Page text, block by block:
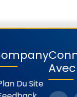
Du Site